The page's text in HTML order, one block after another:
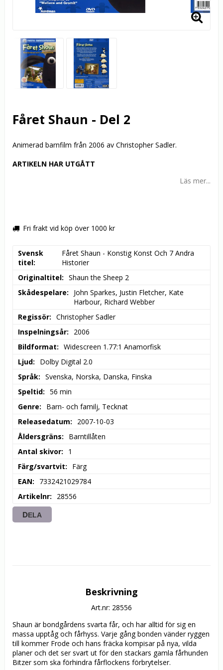
Fåret Shaun - Del 2
Animerad barnfilm från 2006 av Christopher Sadler.
ARTIKELN HAR UTGÅTT
Läs mer...
Fri frakt vid köp över 1000 kr
Svensk
titel
Fåret Shaun - Konstig Konst Och 7 Andra
Historier
Originaltitel
Shaun the Sheep 2
Skådespelare
John Sparkes, Justin Fletcher, Kate
Harbour, Richard Webber
Regissör
Christopher Sadler
Inspelningsår
2006
Bildformat
Widescreen 1.77:1 Anamorfisk
Ljud
Dolby Digital 2.0
Språk
Svenska, Norska, Danska, Finska
Speltid
56 min
Genre
Barn- och familj, Tecknat
Releasedatum
2007-10-03
Åldersgräns
Barntillåten
Antal skivor
1
Färg/svartvit
Färg
EAN
7332421029784
Artikelnr
28556
DELA
Beskrivning
Art.nr: 28556
Shaun är bondgårdens svarta får, och har alltid för sig en
massa upptåg och fårhyss. Varje gång bonden vänder ryggen
till kommer Frode och hans fräcka kompisar på nya, vilda
planer och det ser svart ut för den stackars gamla fårhunden
Bitzer som ska förhindra fårflockens förbrytelser.